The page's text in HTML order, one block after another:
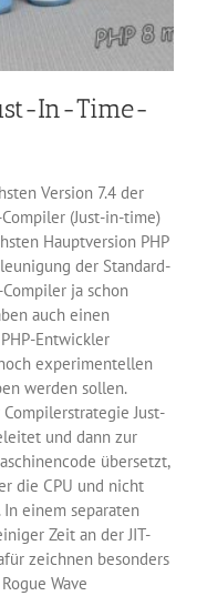
In-Time-
Version 7.4 der
Compiler (Just-in-time)
Hauptversion PHP
der Standard-
ja schon
auch einen
Entwickler
experimentellen
werden sollen.
Just-
und dann zur
übersetzt,
die CPU und nicht
einem separaten
Zeit an der JIT-
zeichnen besonders
Wave